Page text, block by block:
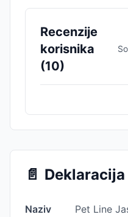
Recenzije
korisnika
(10)
📄 Deklaracija
Naziv
Pet Line